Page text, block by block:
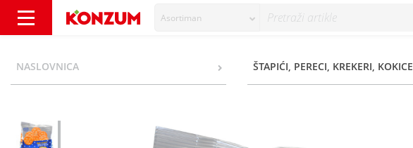
Asortiman
NASLOVNICA ŠTAPIĆI, PERECI, KREKERI, KOKICE